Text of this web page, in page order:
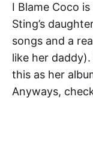
I Blame Coco
Sting’s
songs and a
like her
this as her
Anyways,